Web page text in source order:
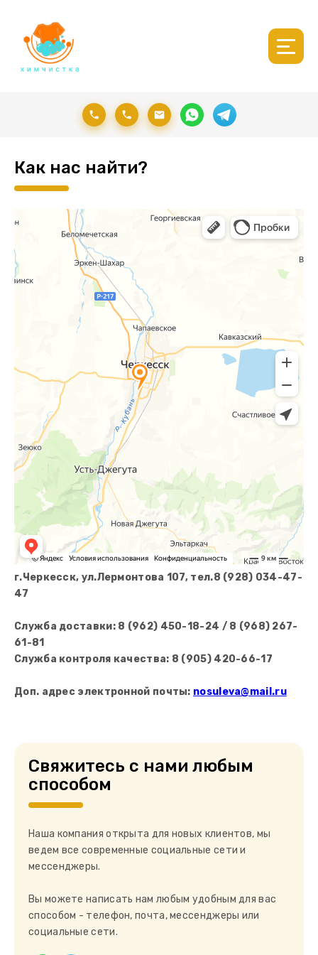
Как нас найти?
г.Черкесск, ул.Лермонтова 107, тел.8 (928) 034-47-
47
Служба доставки: 8 (962) 450-18-24 / 8 (968) 267-
61-81
Служба контроля качества: 8 (905) 420-66-17
Доп. адрес электронной почты: nosuleva@mail.ru
Свяжитесь с нами любым
способом
Наша компания открыта для новых клиентов, мы
ведем все современные социальные сети и
мессенджеры.
Вы можете написать нам любым удобным для вас
способом - телефон, почта, мессенджеры или
социальные сети.